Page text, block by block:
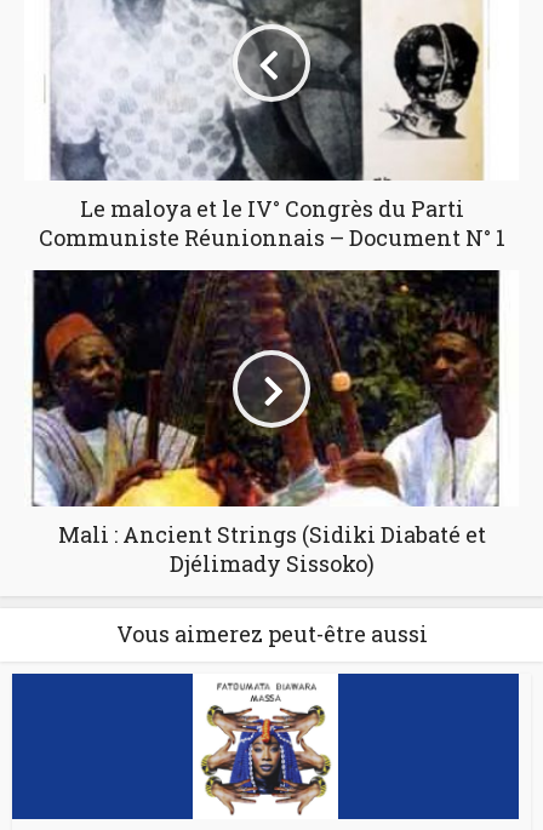
Le maloya et le IV° Congrès du Parti
Communiste Réunionnais – Document N° 1
Mali : Ancient Strings (Sidiki Diabaté et
Djélimady Sissoko)
Vous aimerez peut-être aussi